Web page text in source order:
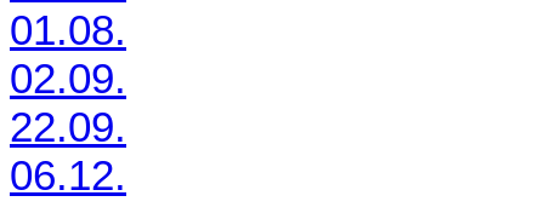
01.08.
02.09.
22.09.
06.12.